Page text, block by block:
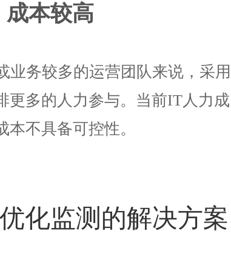
成本较高
业务较多的运营团队来说，采用
更多的人力参与。当前IT人力成
不具备可控性。
化监测的解决方案